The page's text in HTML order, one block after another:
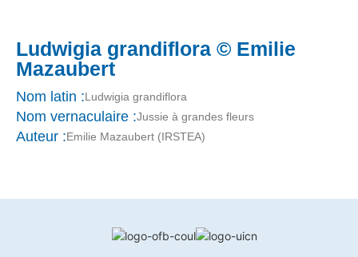
Ludwigia grandiflora © Emilie
Mazaubert
Nom latin :Ludwigia grandiflora
Nom vernaculaire :Jussie à grandes fleurs
Auteur :Emilie Mazaubert (IRSTEA)